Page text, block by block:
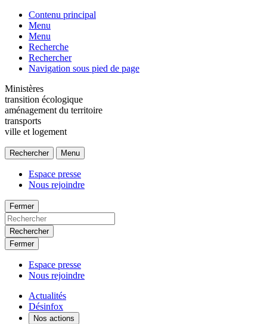
Contenu principal
Menu
Menu
Recherche
Rechercher
Navigation sous pied de page
Ministères
transition écologique
aménagement du territoire
transports
ville et logement
Rechercher Menu
Espace presse
Nous rejoindre
Fermer
Rechercher
Fermer
Espace presse
Nous rejoindre
Actualités
Désinfox
Nos actions